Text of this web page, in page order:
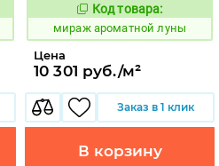
984670
Код товара:
мираж ароматной луны
Цена
10 301 руб./м²
Заказ в 1 клик
В корзину